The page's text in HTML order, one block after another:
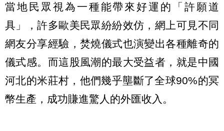
當地民眾視為一種能帶來好運的「許願道
具」，許多歐美民眾紛紛效仿，網上可見不同
網友分享經驗，焚燒儀式也演變出各種離奇的
儀式感。而這股風潮的最大受益者，就是中國
河北的米莊村，他們幾乎壟斷了全球90%的冥
幣生產，成功賺進驚人的外匯收入。